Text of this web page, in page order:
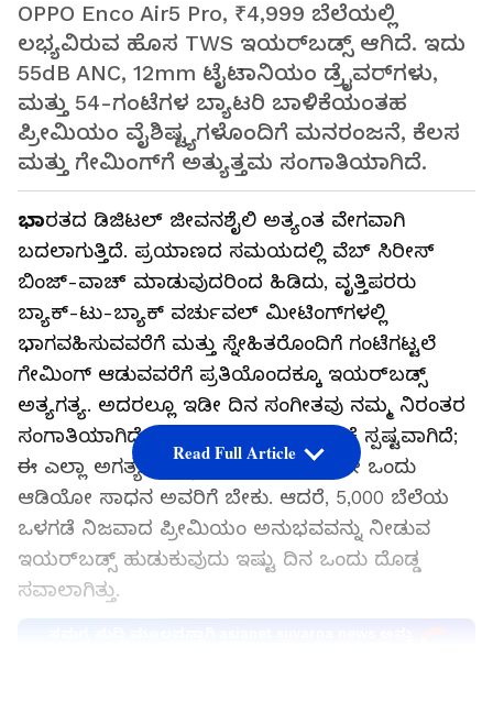
OPPO Enco Air5 Pro, ₹4,999 ಬೆಲೆಯಲ್ಲಿ
ಲಭ್ಯವಿರುವ ಹೊಸ TWS ಇಯರ್‌ಬಡ್ಸ್ ಆಗಿದೆ. ಇದು
55dB ANC, 12mm ಟೈಟಾನಿಯಂ ಡ್ರೈವರ್‌ಗಳು,
ಮತ್ತು 54-ಗಂಟೆಗಳ ಬ್ಯಾಟರಿ ಬಾಳಿಕೆಯಂತಹ
ಪ್ರೀಮಿಯಂ ವೈಶಿಷ್ಟ್ಯಗಳೊಂದಿಗೆ ಮನರಂಜನೆ, ಕೆಲಸ
ಮತ್ತು ಗೇಮಿಂಗ್‌ಗೆ ಅತ್ಯುತ್ತಮ ಸಂಗಾತಿಯಾಗಿದೆ.
ಭಾರತದ ಡಿಜಿಟಲ್ ಜೀವನಶೈಲಿ ಅತ್ಯಂತ ವೇಗವಾಗಿ
ಬದಲಾಗುತ್ತಿದೆ. ಪ್ರಯಾಣದ ಸಮಯದಲ್ಲಿ ವೆಬ್ ಸಿರೀಸ್‌
ಬಿಂಜ್-ವಾಚ್ ಮಾಡುವುದರಿಂದ ಹಿಡಿದು, ವೃತ್ತಿಪರರು
ಬ್ಯಾಕ್-ಟು-ಬ್ಯಾಕ್ ವರ್ಚುವಲ್ ಮೀಟಿಂಗ್‌ಗಳಲ್ಲಿ
ಭಾಗವಹಿಸುವವರೆಗೆ ಮತ್ತು ಸ್ನೇಹಿತರೊಂದಿಗೆ ಗಂಟೆಗಟ್ಟಲೆ
ಗೇಮಿಂಗ್ ಆಡುವವರೆಗೆ ಪ್ರತಿಯೊಂದಕ್ಕೂ ಇಯರ್‌ಬಡ್ಸ್
ಅತ್ಯಗತ್ಯ. ಅದರಲ್ಲೂ ಇಡೀ ದಿನ ಸಂಗೀತವು ನಮ್ಮ ನಿರಂತರ
ಸಂಗಾತಿಯಾಗಿದೆ. ಹೀಗಾಗಿ, ಯೂಸರ್‌ ಬೇಡಿಕೆ ಸ್ಪಷ್ಟವಾಗಿದೆ;
ಈ ಎಲ್ಲಾ ಅಗತ್ಯಗಳನ್ನು ನಿಭಾಯಿಸುವ ಒಂದೇ ಒಂದು
ಆಡಿಯೋ ಸಾಧನ ಅವರಿಗೆ ಬೇಕು. ಆದರೆ, ₹5,000 ಬೆಲೆಯ
ಒಳಗಡೆ ನಿಜವಾದ ಪ್ರೀಮಿಯಂ ಅನುಭವವನ್ನು ನೀಡುವ
ಇಯರ್‌ಬಡ್ಸ್ ಹುಡುಕುವುದು ಇಷ್ಟು ದಿನ ಒಂದು ದೊಡ್ಡ
ಸವಾಲಾಗಿತ್ತು.
Read Full Article